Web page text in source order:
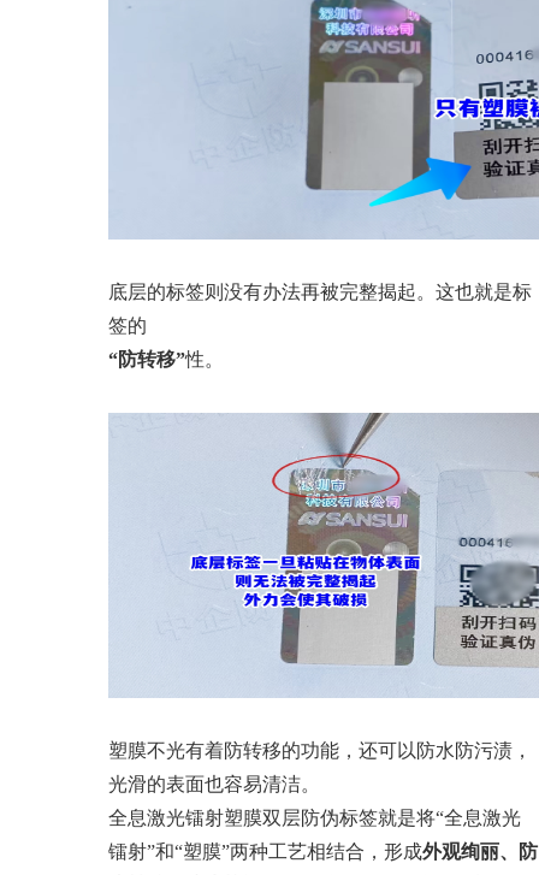
底层的标签则没有办法再被完整揭起。这也就是标
签的
“防转移”性。
塑膜不光有着防转移的功能，还可以防水防污渍，
光滑的表面也容易清洁。
全息激光镭射塑膜双层防伪标签就是将“全息激光
镭射”和“塑膜”两种工艺相结合，形成外观绚丽、防